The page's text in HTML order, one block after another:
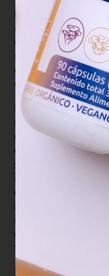
En el caso del
de proteína
en la
su deterioro e
eventualmente
otras funciones
En el
neuronas
que utilizan la
entre ellas), las
sistema
importante en la
cognitivas,
motivación, la
movimiento. Su
característicos
temblores.
Melena de León